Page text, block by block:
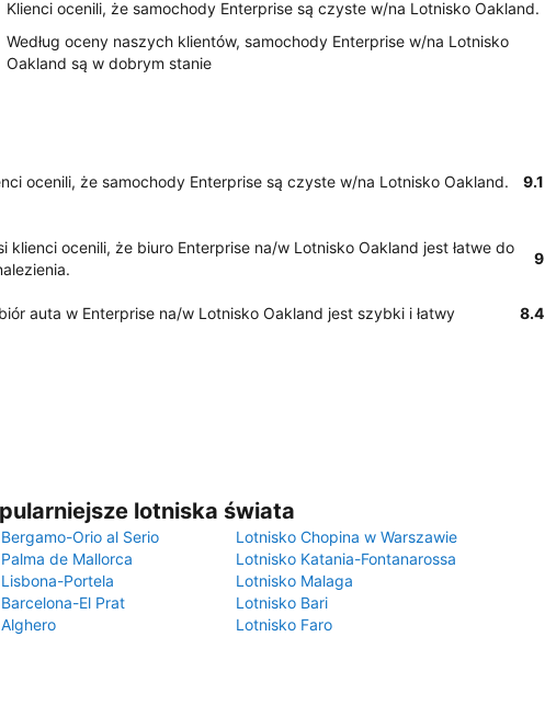
Klienci ocenili, że samochody Enterprise są czyste w/na Lotnisko Oakland.
Według oceny naszych klientów, samochody Enterprise w/na Lotnisko
Oakland są w dobrym stanie
ocenili, że samochody Enterprise są czyste w/na Lotnisko Oakland. 9.1
klienci ocenili, że biuro Enterprise na/w Lotnisko Oakland jest łatwe do
9
auta w Enterprise na/w Lotnisko Oakland jest szybki i łatwy 8.4
lotniska świata
Orio al Serio
Lotnisko Chopina w Warszawie
de Mallorca
Lotnisko Katania-Fontanarossa
Portela
Lotnisko Malaga
El Prat
Lotnisko Bari
Lotnisko Faro